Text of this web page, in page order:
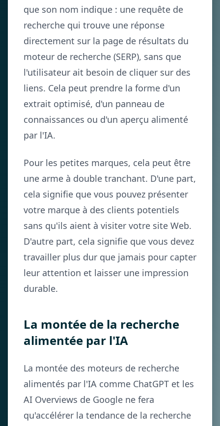
que son nom indique : une requête de
recherche qui trouve une réponse
directement sur la page de résultats du
moteur de recherche (SERP), sans que
l'utilisateur ait besoin de cliquer sur des
liens. Cela peut prendre la forme d'un
extrait optimisé, d'un panneau de
connaissances ou d'un aperçu alimenté
par l'IA.
Pour les petites marques, cela peut être
une arme à double tranchant. D'une part,
cela signifie que vous pouvez présenter
votre marque à des clients potentiels
sans qu'ils aient à visiter votre site Web.
D'autre part, cela signifie que vous devez
travailler plus dur que jamais pour capter
leur attention et laisser une impression
durable.
La montée de la recherche
alimentée par l'IA
La montée des moteurs de recherche
alimentés par l'IA comme ChatGPT et les
AI Overviews de Google ne fera
qu'accélérer la tendance de la recherche